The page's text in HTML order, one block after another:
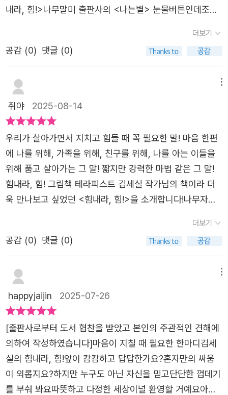
X!라고 생각했는데요,와— 진짜 네잎클로버가 담겨 있었어
란히 전해져서 더 울컥했어요.진심으로, 감사합니다.❤️- 김
지영 작가님의 그림책 -마침내 올 그날을 기다리며,우리 모
두 조금만 더, 힘내라, 힘! - 김지영 작가의 말김지영 작가님
홈페이지 : https://jsgrimm.creatorlink.net/행복한 그림
내라, 힘!>나무말미 출판사의 <나는별> 눈물버튼인데조금
힘!​마음을 다정하게 따뜻하게 어루만지는 응원의 말. 아이도
어른도 그럴때가 있다.앞이 캄캄하고 답답하고 나혼자인것
때 마음속에 쿵! 하고 와서따뜻하게 그리고 잔잔하게 퍼지는
응원!“힘내라, 힘!“ ”넌 최고야!“ ”잘하고있어.“”넌 할수 있
어.“단단한 껍데기를 톡, 톡, 토독깨고 나오는 아기새. 힘내
라, 힘!​꾹꾹 참지마.마음이 아플 때는 울어도 돼.울때도 힘을
내야 해.힘내라, 힘!실컷 울고 나면 파아란 하늘이 보일 거야.​
꿈꿔 봐.몰라보게 달라진 네 모습을.꿈을 펼치기 위해 힘내
라, 힘!누구나 꽃피울 그날이 온단다.​희망의 불꽃이 터질 때
가지우리 모두 힘내자, 힘!​그림책테라피스트 김세실 작가님
의섬세하고 공감 가득한 글이용기 가득함을 안겨줘요.​김지
영 작가님의 알록달록다양한 색으로 표현한 우리의 다양한
마음들.나만의 속도로 걸어가는 길을응원하는 목소리였어
요.​그림책이 주는 따뜻한 응원 감사합니다!
더보기
공감 (0) 댓글 (0)
쥐야 2025-08-14
우리가 살아가면서 지치고 힘들 때 꼭 필요한 말! 마음 한편
에 나를 위해, 가족을 위해, 친구를 위해, 나를 아는 이들을
위해 품고 살아가는 그 말! 짧지만 강력한 마법 같은 그 말!
힘내라, 힘! 그림책 테라피스트 김세실 작가님의 책이라 더
욱 만나보고 싶었던 <힘내라, 힘!>을 소개합니다!나무자람
/ 2025.6.18.앞이 캄캄하고 답답하니?혼자만의 싸움이 외롭
지?하지만 누구도 아닌 자신을 믿고단단한 껍데기를 부숴
해도 너무 힘들지?그래도 꼭 해내고 싶잖아.절대로 포기하
고 싶지 않잖아.어디서부터 시작해야 하나 막막해?혹시 망
쳐 버릴까 봐 겁이 나?그럴 때는 마음이 이끄는 대로용기 있
게 따라가는 거야.조금 더, 조금만 더,힘내라, 힘!힘내라, 힘!
아이도, 어른도, 마음이 지칠 때, 조금 더, 조금만 더! 힘내라,
힘! 을 외쳐봅니다. 어쩌면 '이건 너무 평범한 말이잖아!'라고
생각할지도 몰라요. 하지만 그 평범해 보이는 말 한마디는
누구든 마음속에 품을 수 있는 작은 힘이랍니다. 앞으로 나
더보기
공감 (0) 댓글 (0)
happyjaijin 2025-07-26
[출판사로부터 도서 협찬을 받았고 본인의 주관적인 견해에
의하여 작성하였습니다]마음이 지칠 때 필요한 한마디김세
실의 힘내라, 힘!앞이 캄캄하고 답답한가요?혼자만의 싸움
이 외롭지요?하지만 누구도 아닌 자신을 믿고단단한 껍데기
를 부숴 봐요따뜻하고 다정한 세상이널 환영할 거예요아이